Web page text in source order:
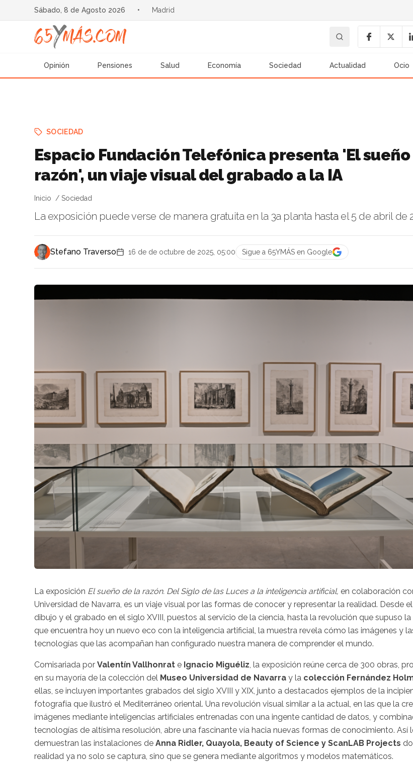
Sábado, 8 de Agosto 2026 • Madrid
Opinión Pensiones Salud Economía Sociedad Actualidad Ocio
SOCIEDAD
Espacio Fundación Telefónica presenta 'El
razón', un viaje visual del grabado a la IA
Inicio Sociedad
La exposición puede verse de manera gratuita en la 3a planta hasta el 5 de abril de
Stefano Traverso 16 de de octubre de 2025, 05:00 Sigue a 65YMÁS en Google
La exposición El sueño de la razón. Del Siglo de las Luces a la inteligencia artificial, en colaboración
Universidad de Navarra, es un viaje visual por las formas de conocer y representar la realidad. Desde
dibujo y el grabado en el siglo XVIII, puestos al servicio de la ciencia, hasta la revolución que supuso
que encuentra hoy un nuevo eco con la inteligencia artificial, la muestra revela cómo las imágenes y
tecnologías que las acompañan han configurado nuestra manera de comprender el mundo.
Comisariada por Valentín Vallhonrat e Ignacio Miguéliz , la exposición reúne cerca de 300 obras,
en su mayoría de la colección del Museo Universidad de Navarra y la colección Fernández
ellas, se incluyen importantes grabados del siglo XVIII y XIX, junto a destacados ejemplos de la
fotografía que ilustró el Mediterráneo oriental. Una revolución visual similar a la actual, en las que la
imágenes mediante inteligencias artificiales entrenadas con una ingente cantidad de datos, y
tecnologías de altísima resolución, abre una fascinante vía hacia nuevas formas de conocimiento. Así
demuestran las instalaciones de Anna Ridler, Quayola, Beauty of Science y ScanLAB Projects
realidad ya no solo se captura, sino que se genera mediante algoritmos y modelos matemáticos.